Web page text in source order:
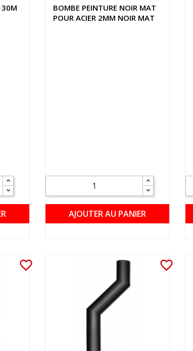
BOMBE PEINTURE NOIR MAT
POUR ACIER 2MM NOIR MAT
AJOUTER AU PANIER
favorite_border favorite_border